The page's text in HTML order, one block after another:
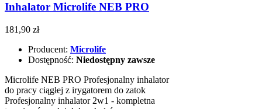
Inhalator Microlife NEB PRO
181,90 zł
Producent: Microlife
Dostępność: Niedostępny zawsze
Microlife NEB PRO Profesjonalny inhalator
do pracy ciągłej z irygatorem do zatok
Profesjonalny inhalator 2w1 - kompletna